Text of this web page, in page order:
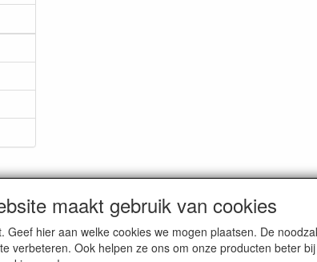
maakt gebruik van cookies
Geef hier aan welke cookies we mogen plaatsen. De
verbeteren. Ook helpen ze ons om onze producten beter